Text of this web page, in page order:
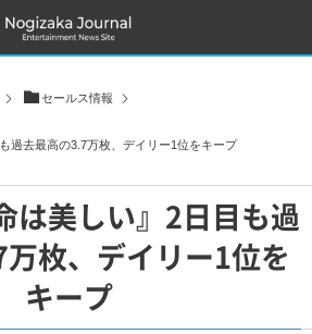
セールス情報
過去最高の3.7万枚、デイリー1位をキープ
は美しい』2日目も過
枚、デイリー1位を
キープ